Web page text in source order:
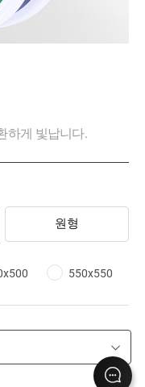
하게 빛납니다.
원형
550x550